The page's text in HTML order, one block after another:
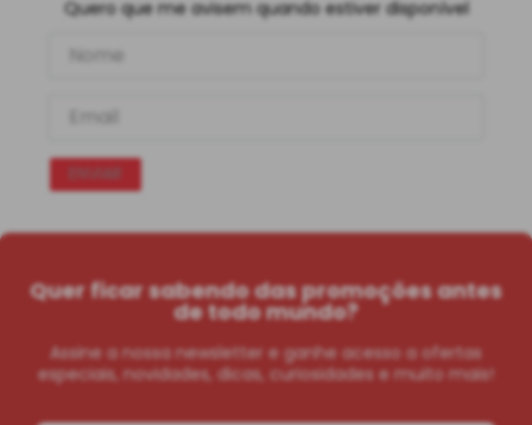
Quero que me avisem quando estiver disponível
Quer ficar sabendo das promoções antes
de todo mundo?
Assine a nossa newsletter e ganhe acesso a ofertas
especiais, novidades, dicas, curiosidades e muito mais!